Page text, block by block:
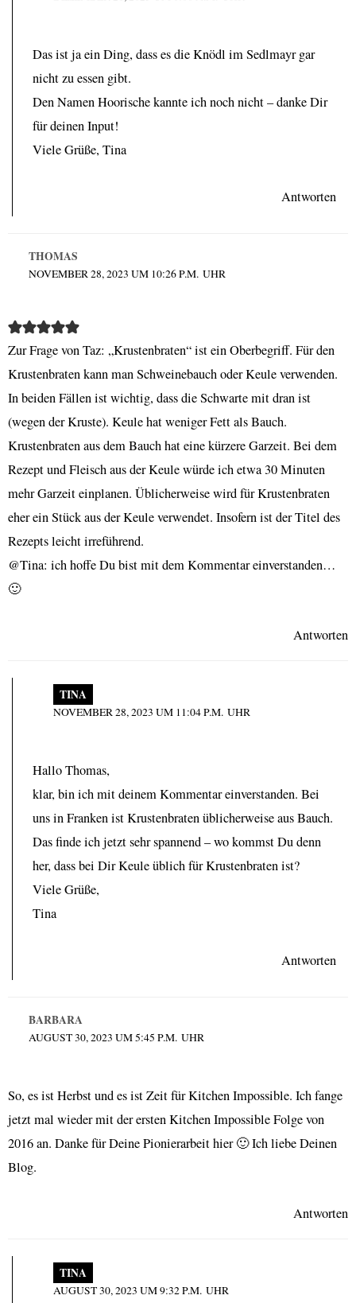
Das ist ja ein Ding, dass es die Knödl im Sedlmayr gar
nicht zu essen gibt.
Den Namen Hoorische kannte ich noch nicht – danke Dir
für deinen Input!
Viele Grüße, Tina
Antworten
THOMAS
NOVEMBER 28, 2023 UM 10:26 P.M. UHR
Zur Frage von Taz: „Krustenbraten“ ist ein Oberbegriff. Für den
Krustenbraten kann man Schweinebauch oder Keule verwenden.
In beiden Fällen ist wichtig, dass die Schwarte mit dran ist
(wegen der Kruste). Keule hat weniger Fett als Bauch.
Krustenbraten aus dem Bauch hat eine kürzere Garzeit. Bei dem
Rezept und Fleisch aus der Keule würde ich etwa 30 Minuten
mehr Garzeit einplanen. Üblicherweise wird für Krustenbraten
eher ein Stück aus der Keule verwendet. Insofern ist der Titel des
Rezepts leicht irreführend.
@Tina: ich hoffe Du bist mit dem Kommentar einverstanden…
🙂
Antworten
TINA
NOVEMBER 28, 2023 UM 11:04 P.M. UHR
Hallo Thomas,
klar, bin ich mit deinem Kommentar einverstanden. Bei
uns in Franken ist Krustenbraten üblicherweise aus Bauch.
Das finde ich jetzt sehr spannend – wo kommst Du denn
her, dass bei Dir Keule üblich für Krustenbraten ist?
Viele Grüße,
Tina
Antworten
BARBARA
AUGUST 30, 2023 UM 5:45 P.M. UHR
So, es ist Herbst und es ist Zeit für Kitchen Impossible. Ich fange
jetzt mal wieder mit der ersten Kitchen Impossible Folge von
2016 an. Danke für Deine Pionierarbeit hier 🙂 Ich liebe Deinen
Blog.
Antworten
TINA
AUGUST 30, 2023 UM 9:32 P.M. UHR